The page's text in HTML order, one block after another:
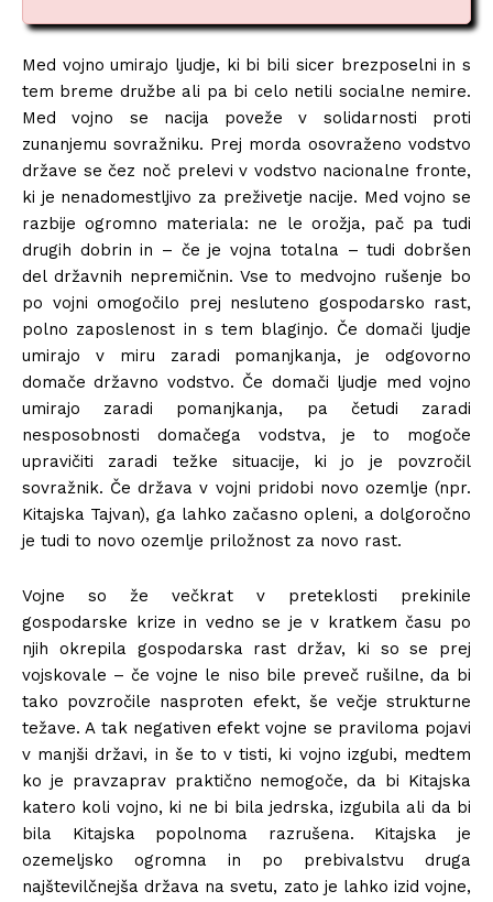
Med vojno umirajo ljudje, ki bi bili sicer brezposelni in s
tem breme družbe ali pa bi celo netili socialne nemire.
Med vojno se nacija poveže v solidarnosti proti
zunanjemu sovražniku. Prej morda osovraženo vodstvo
države se čez noč prelevi v vodstvo nacionalne fronte,
ki je nenadomestljivo za preživetje nacije. Med vojno se
razbije ogromno materiala: ne le orožja, pač pa tudi
drugih dobrin in – če je vojna totalna – tudi dobršen
del državnih nepremičnin. Vse to medvojno rušenje bo
po vojni omogočilo prej nesluteno gospodarsko rast,
polno zaposlenost in s tem blaginjo. Če domači ljudje
umirajo v miru zaradi pomanjkanja, je odgovorno
domače državno vodstvo. Če domači ljudje med vojno
umirajo zaradi pomanjkanja, pa četudi zaradi
nesposobnosti domačega vodstva, je to mogoče
upravičiti zaradi težke situacije, ki jo je povzročil
sovražnik. Če država v vojni pridobi novo ozemlje (npr.
Kitajska Tajvan), ga lahko začasno opleni, a dolgoročno
je tudi to novo ozemlje priložnost za novo rast.
Vojne so že večkrat v preteklosti prekinile
gospodarske krize in vedno se je v kratkem času po
njih okrepila gospodarska rast držav, ki so se prej
vojskovale – če vojne le niso bile preveč rušilne, da bi
tako povzročile nasproten efekt, še večje strukturne
težave. A tak negativen efekt vojne se praviloma pojavi
v manjši državi, in še to v tisti, ki vojno izgubi, medtem
ko je pravzaprav praktično nemogoče, da bi Kitajska
katero koli vojno, ki ne bi bila jedrska, izgubila ali da bi
bila Kitajska popolnoma razrušena. Kitajska je
ozemeljsko ogromna in po prebivalstvu druga
najštevilčnejša država na svetu, zato je lahko izid vojne,